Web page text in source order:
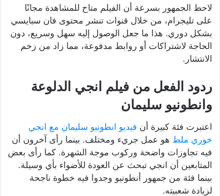
لاحظ الجمهور بسرعة أن الفيلم متاح للمشاهدة مجانًا
على تليجرام، من خلال قنوات تنشر محتوى فان سبايسي
بشكل دوري. هذا ما جعل الوصول إليه سهل وسريع، دون
الحاجة لاشتراكات أو روابط مدفوعة، مما زاد من زخم
الانتشار.
ردود الفعل من فيلم انجي الدلوعة
وانطونيو سليمان
اعتبرت فئة كبيرة أن فيديو انطونيو سليمان مع انجي
خوري ملط هو عمل جريء ومختلف. بينما رأى آخرون أن
فيه تجاوزات واضحة وركوب موجة الشهرة. كما رأى بعض
المتابعين أن انجي تبحث عن العودة للأضواء بأي وسيلة.
بينما فئة من جمهور أنطونيو وجدوا فيه خطوة ناجحة
لزيادة شعبيته.